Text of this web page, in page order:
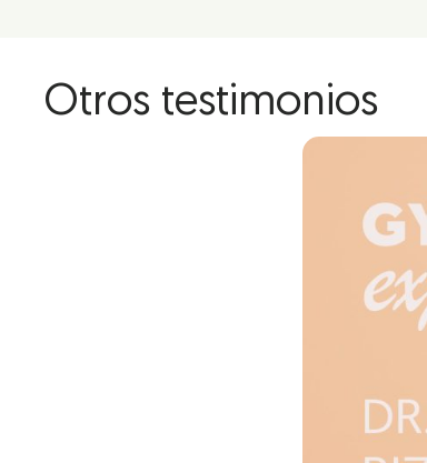
Otros testimonios